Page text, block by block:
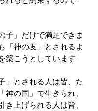
子」だけで満足できま
「神の友」とされるよ
築こうとしています
」とされる人は皆、た
神の国」で生きられ、
き上げられる人は皆、